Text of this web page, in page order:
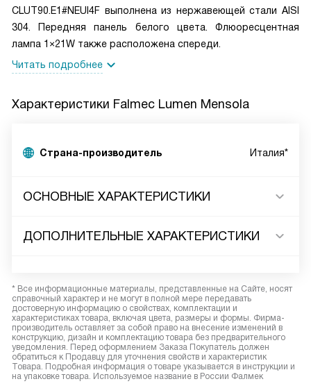
CLUT90.E1#NEUI4F выполнена из нержавеющей стали AISI
304. Передняя панель белого цвета. Флюоресцентная
лампа 1×21W также расположена спереди.
Читать подробнее
Характеристики Falmec Lumen Mensola
Страна-производитель Италия*
ОСНОВНЫЕ ХАРАКТЕРИСТИКИ
ДОПОЛНИТЕЛЬНЫЕ ХАРАКТЕРИСТИКИ
* Все информационные материалы, представленные на Сайте, носят
справочный характер и не могут в полной мере передавать
достоверную информацию о свойствах, комплектации и
характеристиках товара, включая цвета, размеры и формы. Фирма-
производитель оставляет за собой право на внесение изменений в
конструкцию, дизайн и комплектацию товара без предварительного
уведомления. Перед оформлением Заказа Покупатель должен
обратиться к Продавцу для уточнения свойств и характеристик
Товара. Подробная информация о товаре указывается в инструкции и
на упаковке товара. Используемое название в России Фалмек